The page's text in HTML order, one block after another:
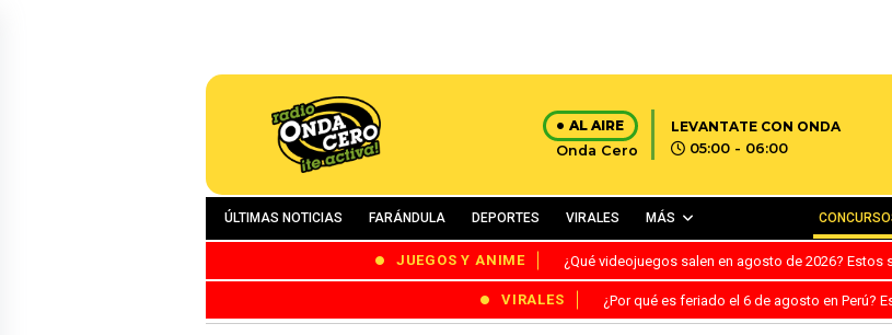
AL AIRE
Onda Cero
LEVANTATE CON ONDA
05:00 - 06:00
ÚLTIMAS NOTICIAS FARÁNDULA DEPORTES VIRALES MÁS
JUEGOS Y ANIME ¿Qué videojuegos salen en agosto de 2026?
VIRALES ¿Por qué es feriado el 6 de agosto en Perú?